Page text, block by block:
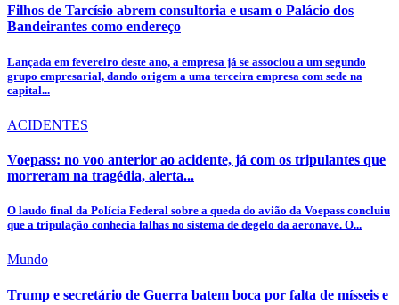
Filhos de Tarcísio abrem consultoria e usam o Palácio dos
Bandeirantes como endereço
Lançada em fevereiro deste ano, a empresa já se associou a um segundo
grupo empresarial, dando origem a uma terceira empresa com sede na
capital...
ACIDENTES
Voepass: no voo anterior ao acidente, já com os tripulantes que
morreram na tragédia, alerta...
O laudo final da Polícia Federal sobre a queda do avião da Voepass concluiu
que a tripulação conhecia falhas no sistema de degelo da aeronave. O...
Mundo
Trump e secretário de Guerra batem boca por falta de mísseis e